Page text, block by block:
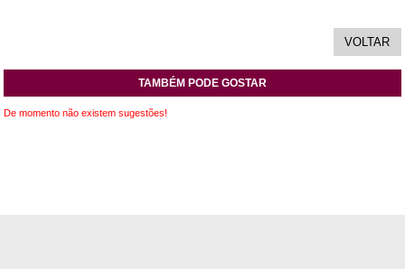
TAMBÉM PODE GOSTAR
De momento não existem sugestões!